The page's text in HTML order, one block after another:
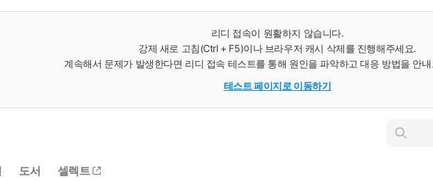
리디 접속이 원활하지 않습니다.
강제 새로 고침(Ctrl + F5)이나 브라우저 캐시 삭제를 진행해주세요.
계속해서 문제가 발생한다면 리디 접속 테스트를 통해 원인을 파악하고 대응 방법을 안
테스트 페이지로 이동하기
인
도서 셀렉트